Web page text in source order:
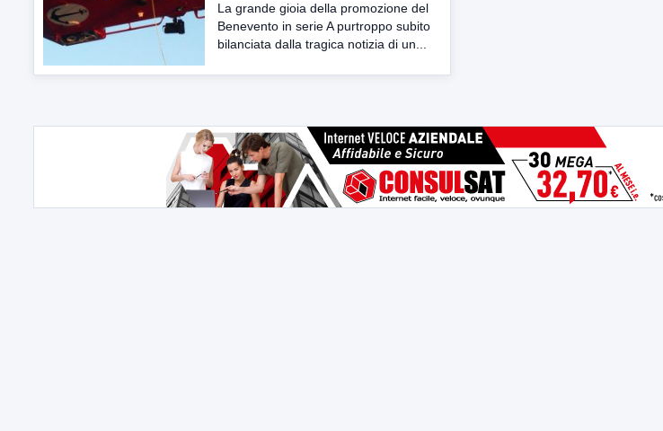
La grande gioia della promozione del
Benevento in serie A purtroppo subito
bilanciata dalla tragica notizia di un...